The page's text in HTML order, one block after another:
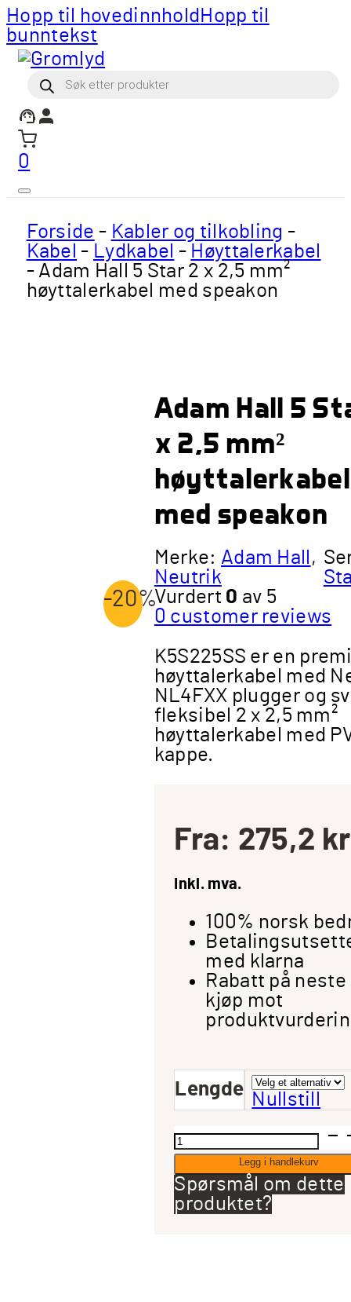
Hopp til hovedinnhold Hopp til
bunntekst
Products
search
0
Forside - Kabler og tilkobling -
Kabel - Lydkabel - Høyttalerkabel
- Adam Hall 5 Star 2 x 2,5 mm²
høyttalerkabel med speakon
-20%
Adam Hall 5
x 2,5 mm²
høyttalerkabel
med speakon
Merke: Adam Hall ,
Neutrik
Vurdert 0 av 5
0 customer reviews
K5S225SS er en
høyttalerkabel med
NL4FXX plugger og
fleksibel 2 x 2,5 mm²
høyttalerkabel med
kappe.
Fra: 275,2 kr
Inkl. mva.
100% norsk
med klarna
Rabatt på neste
kjøp mot
Lengde
Nullstill
Adam
Hall
5
Star
2
Legg i handlekurv
Spørsmål om dette
produktet?